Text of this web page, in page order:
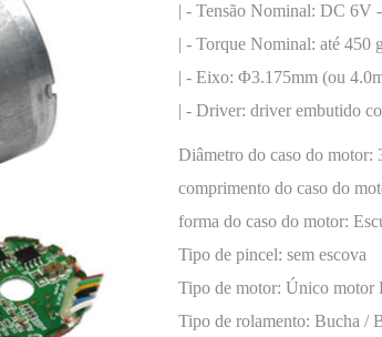
| - Tensão Nominal: DC 6V
| - Torque Nominal: até 450
| - Eixo: Φ3.175mm (ou
| - Driver: driver embutido
Diâmetro do caso do motor:
comprimento do caso do
forma do caso do motor:
Tipo de pincel: sem escova
Tipo de motor: Único motor
Tipo de rolamento: Bucha /